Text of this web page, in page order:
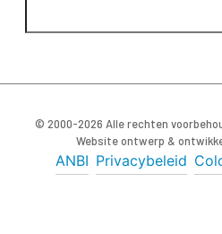
© 2000-2026 Alle rechten
Website ontwerp &
ANBI Privacybeleid